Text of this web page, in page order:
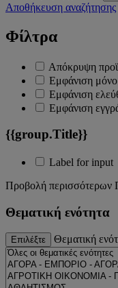
Αποθήκευση αναζήτησης
Φίλτρα
Απόκρυψη
Εμφάνιση
Εμφάνιση
Εμφάνιση
{{group.Title}}
Label for input
Προβολή περισσότερων
Θεματική ενότητα
Επιλέξτε Θεματική